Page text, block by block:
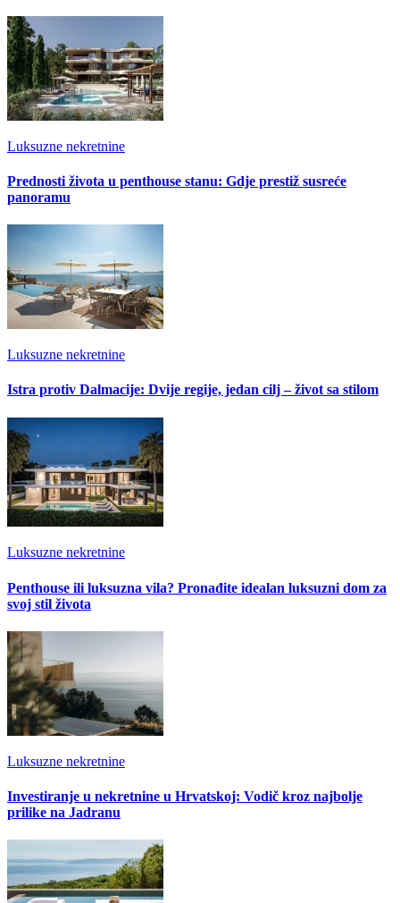
Luksuzne nekretnine
Prednosti života u penthouse stanu: Gdje prestiž susreće
panoramu
Luksuzne nekretnine
Istra protiv Dalmacije: Dvije regije, jedan cilj – život sa stilom
Luksuzne nekretnine
Penthouse ili luksuzna vila? Pronađite idealan luksuzni dom za
svoj stil života
Luksuzne nekretnine
Investiranje u nekretnine u Hrvatskoj: Vodič kroz najbolje
prilike na Jadranu